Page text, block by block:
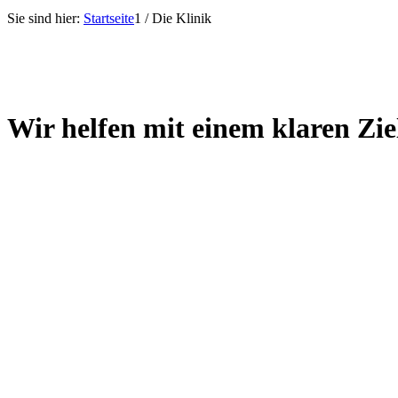
Sie sind hier: Startseite1 / Die Klinik
Wir helfen mit einem klaren